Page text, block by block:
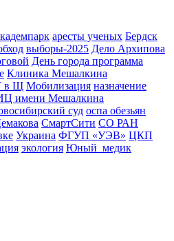
аресты ученых Бердск
выборы-2025 Дело Архипова
День города программа
Клиника Мешалкина
в Щ Мобилизация назначение
имени Мешалкина
суд оспа обезьян
СмартСити СО РАН
Украина ФГУП «УЭВ» ЦКП
экология Юный_медик